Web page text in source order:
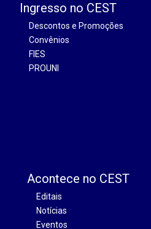
Ingresso no CEST
Descontos e Promoções
Convênios
FIES
PROUNI
Acontece no CEST
Editais
Notícias
Eventos